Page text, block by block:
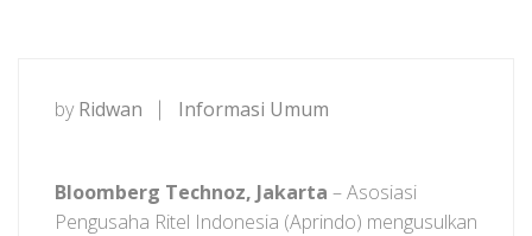
by Ridwan Informasi Umum
Bloomberg Technoz, Jakarta – Asosiasi
Pengusaha Ritel Indonesia (Aprindo) mengusulkan